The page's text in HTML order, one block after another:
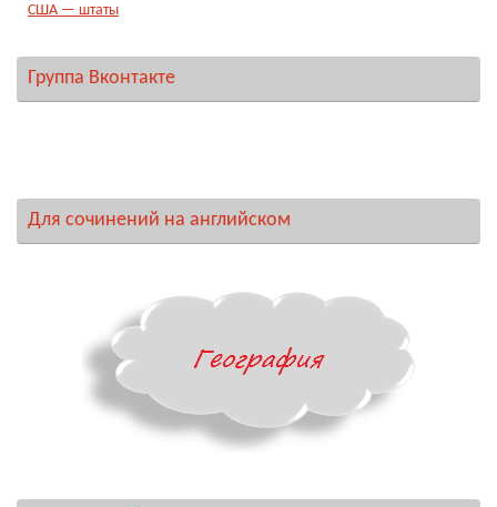
США — штаты
Группа Вконтакте
Для сочинений на английском